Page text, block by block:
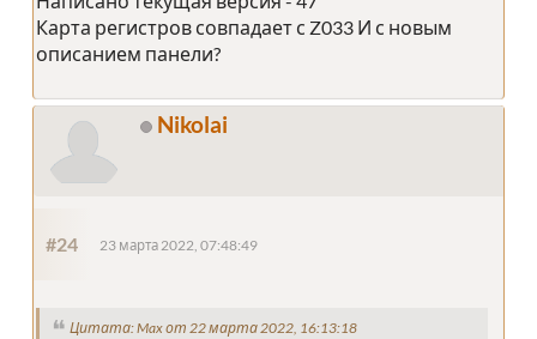
Карта регистров совпадает с Z033 И с новым
описанием панели?
Nikolai
#24 23 марта 2022, 07:48:49
Цитата: Max от 22 марта 2022, 16:13:18